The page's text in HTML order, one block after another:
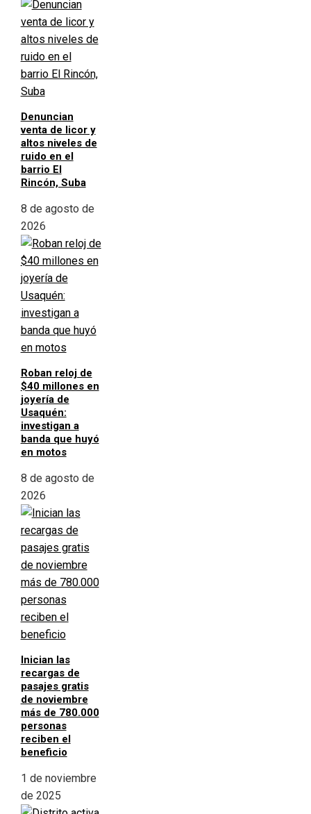
Denuncian
venta de licor y
altos niveles de
ruido en el
barrio El
Rincón, Suba
8 de agosto de
2026
Roban reloj de
$40 millones en
joyería de
Usaquén:
investigan a
banda que huyó
en motos
8 de agosto de
2026
Inician las
recargas de
pasajes gratis
de noviembre
más de 780.000
personas
reciben el
beneficio
1 de noviembre
de 2025